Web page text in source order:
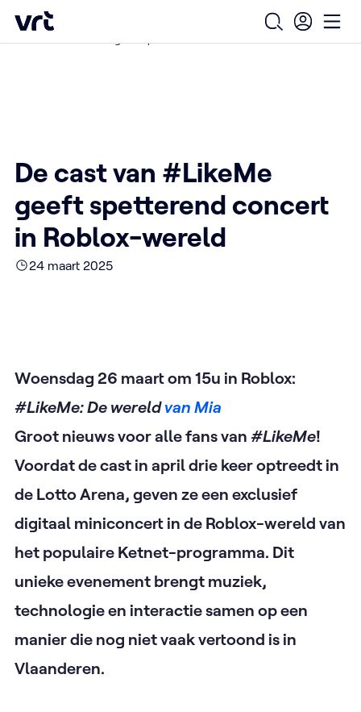
Ga naar de hoofdinhoud
VRT (home)
Open
Home /
De cast van #LikeMe
geeft spetterend concert
in Roblox-wereld
24 maart 2025
Woensdag 26 maart om 15u in Roblox:
#LikeMe: De wereldvan Mia
Groot nieuws voor alle fans van #LikeMe!
Voordat de cast in april drie keer optreedt in
de Lotto Arena, geven ze een exclusief
digitaal miniconcert in de Roblox-wereld van
het populaire Ketnet-programma. Dit
unieke evenement brengt muziek,
technologie en interactie samen op een
manier die nog niet vaak vertoond is in
Vlaanderen.